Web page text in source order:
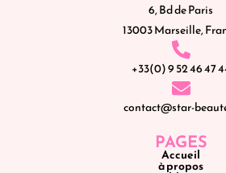
6, Bd de Paris
13003 Marseille,
+33(0) 9 52 46 47
contact@star-
PAGES
Accueil
à propos